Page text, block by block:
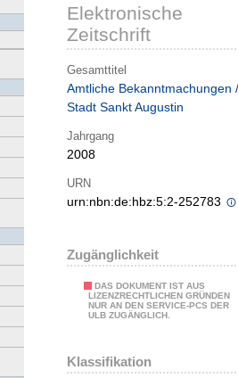
Elektronische
Zeitschrift
Gesamttitel
Amtliche Bekanntmachungen /
Stadt Sankt Augustin
Jahrgang
2008
URN
urn:nbn:de:hbz:5:2-252783
Zugänglichkeit
DAS DOKUMENT IST AUS
LIZENZRECHTLICHEN GRÜNDEN
NUR AN DEN SERVICE-PCS DER
ULB ZUGÄNGLICH.
Klassifikation